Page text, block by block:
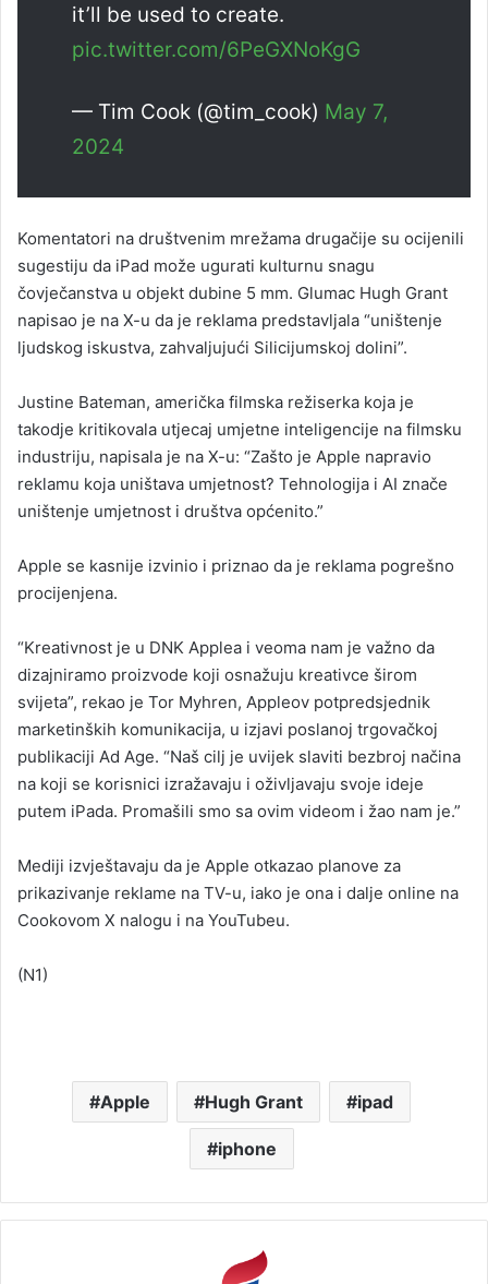
it’ll be used to create.
pic.twitter.com/6PeGXNoKgG
— Tim Cook (@tim_cook) May 7,
2024
Komentatori na društvenim mrežama drugačije su ocijenili
sugestiju da iPad može ugurati kulturnu snagu
čovječanstva u objekt dubine 5 mm. Glumac Hugh Grant
napisao je na X-u da je reklama predstavljala “uništenje
ljudskog iskustva, zahvaljujući Silicijumskoj dolini”.
Justine Bateman, američka filmska režiserka koja je
takodje kritikovala utjecaj umjetne inteligencije na filmsku
industriju, napisala je na X-u: “Zašto je Apple napravio
reklamu koja uništava umjetnost? Tehnologija i AI znače
uništenje umjetnost i društva općenito.”
Apple se kasnije izvinio i priznao da je reklama pogrešno
procijenjena.
“Kreativnost je u DNK Applea i veoma nam je važno da
dizajniramo proizvode koji osnažuju kreativce širom
svijeta”, rekao je Tor Myhren, Appleov potpredsjednik
marketinških komunikacija, u izjavi poslanoj trgovačkoj
publikaciji Ad Age. “Naš cilj je uvijek slaviti bezbroj načina
na koji se korisnici izražavaju i oživljavaju svoje ideje
putem iPada. Promašili smo sa ovim videom i žao nam je.”
Mediji izvještavaju da je Apple otkazao planove za
prikazivanje reklame na TV-u, iako je ona i dalje online na
Cookovom X nalogu i na YouTubeu.
(N1)
Apple Hugh Grant ipad
iphone